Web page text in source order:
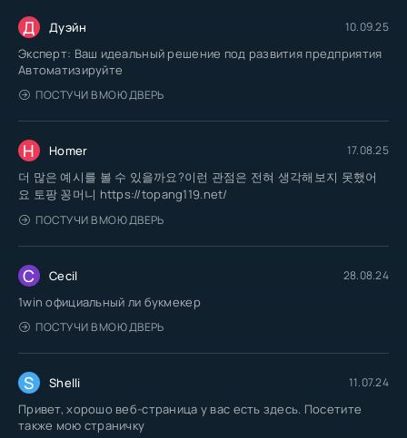
Д Дуэйн 10.09.25
Эксперт: Ваш идеальный решение под развития предприятия
Автоматизируйте
ПОСТУЧИ В МОЮ ДВЕРЬ
H Homer 17.08.25
더 많은 예시를 볼 수 있을까요?이런 관점은 전혀 생각해보지 못했어
요 토팡 꽁머니 https://topang119.net/
ПОСТУЧИ В МОЮ ДВЕРЬ
C Cecil 28.08.24
1win официальный ли букмекер
ПОСТУЧИ В МОЮ ДВЕРЬ
S Shelli 11.07.24
Привет, хорошо веб-страница у вас есть здесь. Посетите
также мою страничку